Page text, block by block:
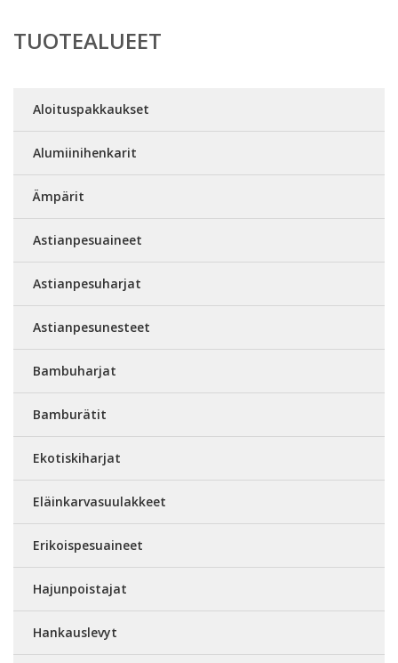
TUOTEALUEET
Aloituspakkaukset
Alumiinihenkarit
Ämpärit
Astianpesuaineet
Astianpesuharjat
Astianpesunesteet
Bambuharjat
Bamburätit
Ekotiskiharjat
Eläinkarvasuulakkeet
Erikoispesuaineet
Hajunpoistajat
Hankauslevyt